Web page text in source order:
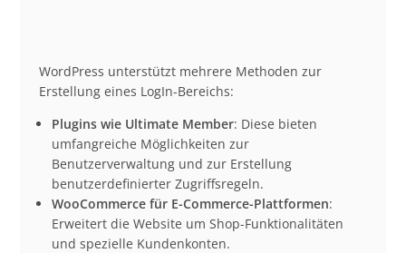
WordPress unterstützt mehrere Methoden zur
Erstellung eines LogIn-Bereichs:
Plugins wie Ultimate Member: Diese bieten
umfangreiche Möglichkeiten zur
Benutzerverwaltung und zur Erstellung
benutzerdefinierter Zugriffsregeln.
WooCommerce für E-Commerce-Plattformen:
Erweitert die Website um Shop-Funktionalitäten
und spezielle Kundenkonten.